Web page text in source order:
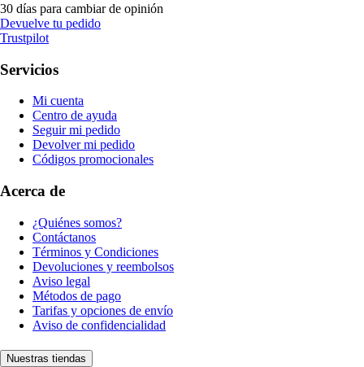
30 días para cambiar de opinión
Devuelve tu pedido
Trustpilot
Servicios
Mi cuenta
Centro de ayuda
Seguir mi pedido
Devolver mi pedido
Códigos promocionales
Acerca de
¿Quiénes somos?
Contáctanos
Términos y Condiciones
Devoluciones y reembolsos
Aviso legal
Métodos de pago
Tarifas y opciones de envío
Aviso de confidencialidad
Nuestras tiendas